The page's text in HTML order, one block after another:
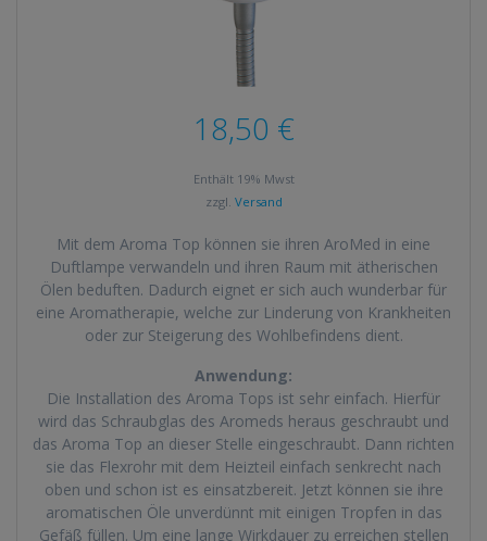
18,50 €
Enthält 19% Mwst
zzgl. Versand
Mit dem Aroma Top können sie ihren AroMed in eine
Duftlampe verwandeln und ihren Raum mit ätherischen
Ölen beduften. Dadurch eignet er sich auch wunderbar für
eine Aromatherapie, welche zur Linderung von Krankheiten
oder zur Steigerung des Wohlbefindens dient.
Anwendung:
Die Installation des Aroma Tops ist sehr einfach. Hierfür
wird das Schraubglas des Aromeds heraus geschraubt und
das Aroma Top an dieser Stelle eingeschraubt. Dann richten
sie das Flexrohr mit dem Heizteil einfach senkrecht nach
oben und schon ist es einsatzbereit. Jetzt können sie ihre
aromatischen Öle unverdünnt mit einigen Tropfen in das
Gefäß füllen. Um eine lange Wirkdauer zu erreichen stellen